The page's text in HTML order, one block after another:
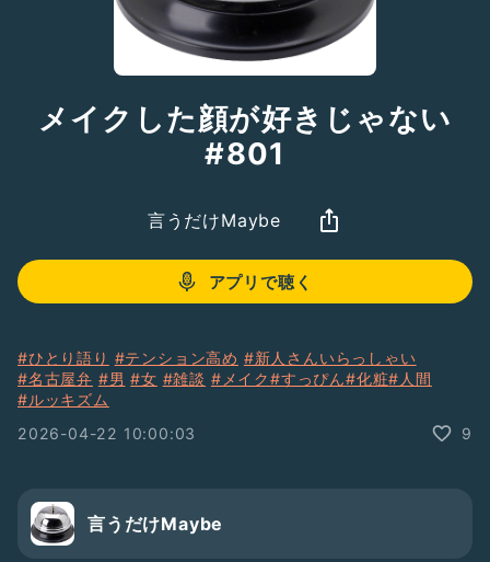
メイクした顔が好きじゃない
#801
言うだけMaybe
アプリで聴く
#ひとり語り #テンション高め #新人さんいらっしゃい
#名古屋弁 #男 #女 #雑談 #メイク#すっぴん#化粧#人間
#ルッキズム
2026-04-22 10:00:03
9
言うだけMaybe